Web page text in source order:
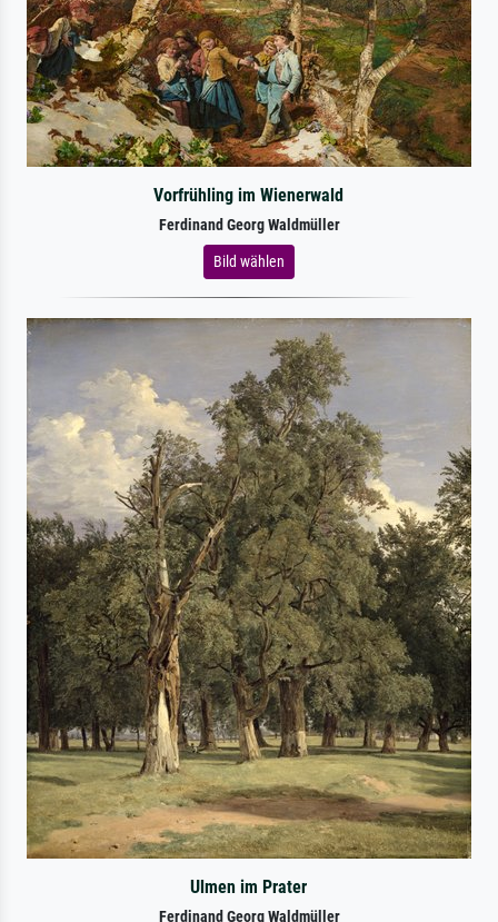
Vorfrühling im Wienerwald
Ferdinand Georg Waldmüller
Bild wählen
Ulmen im Prater
Ferdinand Georg Waldmüller